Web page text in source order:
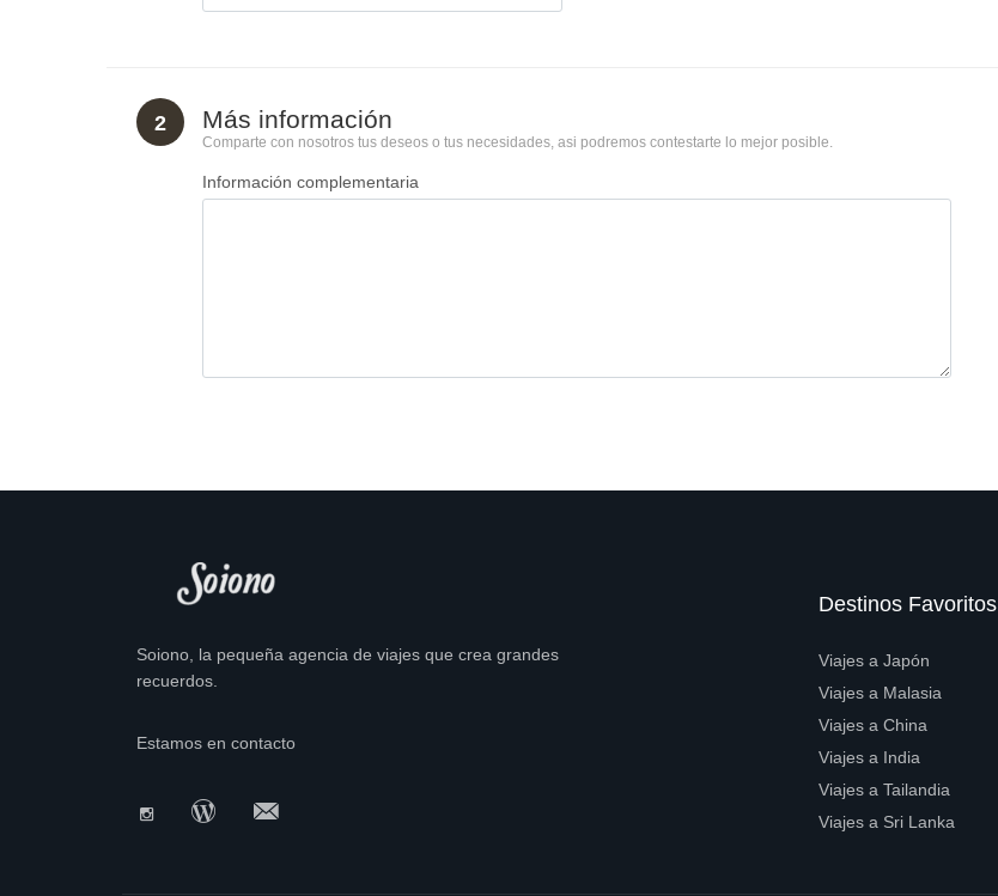
2 Más información
Comparte con nosotros tus deseos o tus necesidades, asi podremos contestarte lo mejor posible.
Información complementaria
Soiono, la pequeña agencia de viajes que crea grandes
recuerdos.
Estamos en contacto
Destinos Favoritos
Viajes a Japón
Viajes a Malasia
Viajes a China
Viajes a India
Viajes a Tailandia
Viajes a Sri Lanka